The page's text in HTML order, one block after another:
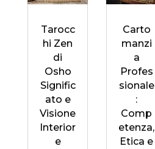
Tarocc
hi Zen
di
Osho
Signific
ato e
Visione
Interior
e
Carto
manzi
a
Profes
sionale
:
Comp
etenza,
Etica e